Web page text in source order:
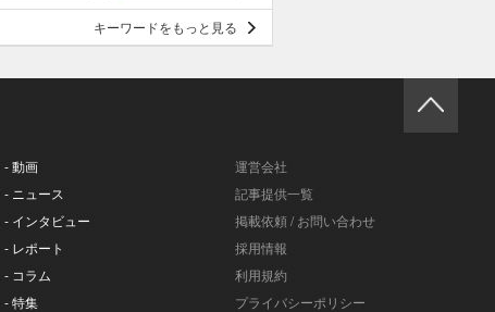
キーワードをもっと見る
- 動画
- ニュース
- インタビュー
- レポート
- コラム
- 特集
運営会社
記事提供一覧
掲載依頼 / お問い合わせ
採用情報
利用規約
プライバシーポリシー